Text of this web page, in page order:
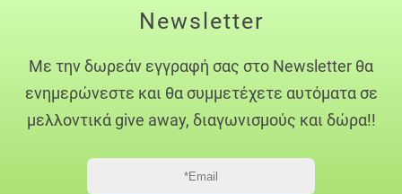
Newsletter
Με την δωρεάν εγγραφή σας στο Newsletter θα
ενημερώνεστε και θα συμμετέχετε αυτόματα σε
μελλοντικά give away, διαγωνισμούς και δώρα!!